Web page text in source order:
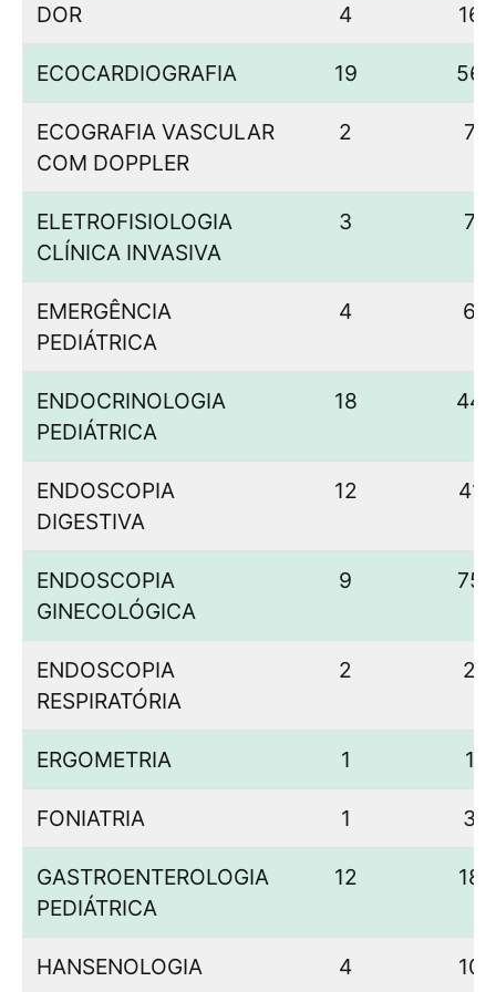
DOR 4 16
ECOCARDIOGRAFIA 19 56
ECOGRAFIA VASCULAR
COM DOPPLER
2 7
ELETROFISIOLOGIA
CLÍNICA INVASIVA
3 7
EMERGÊNCIA
PEDIÁTRICA
4 6
ENDOCRINOLOGIA
PEDIÁTRICA
18 44
ENDOSCOPIA
DIGESTIVA
12 41
ENDOSCOPIA
GINECOLÓGICA
9 75
ENDOSCOPIA
RESPIRATÓRIA
2 2
ERGOMETRIA 1 1
FONIATRIA 1 3
GASTROENTEROLOGIA
PEDIÁTRICA
12 18
HANSENOLOGIA 4 10